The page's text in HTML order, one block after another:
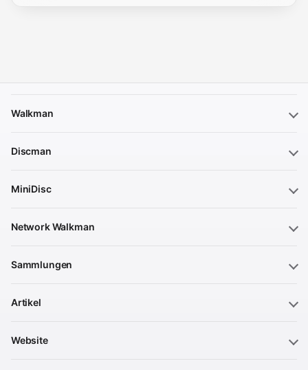
Walkman
Discman
MiniDisc
Network Walkman
Sammlungen
Artikel
Website